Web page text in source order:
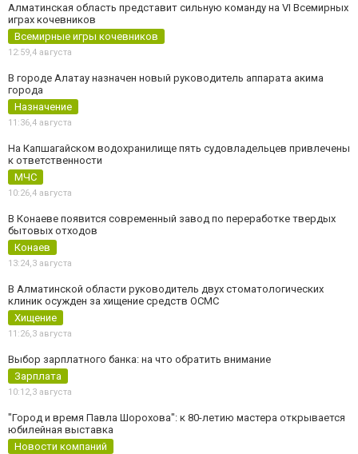
Алматинская область представит сильную команду на VI Всемирных
играх кочевников
Всемирные игры кочевников
12:59,4 августа
В городе Алатау назначен новый руководитель аппарата акима
города
Назначение
11:36,4 августа
На Капшагайском водохранилище пять судовладельцев привлечены
к ответственности
МЧС
10:26,4 августа
В Конаеве появится современный завод по переработке твердых
бытовых отходов
Конаев
13:24,3 августа
В Алматинской области руководитель двух стоматологических
клиник осужден за хищение средств ОСМС
Хищение
11:26,3 августа
Выбор зарплатного банка: на что обратить внимание
Зарплата
10:12,3 августа
"Город и время Павла Шорохова": к 80-летию мастера открывается
юбилейная выставка
Новости компаний